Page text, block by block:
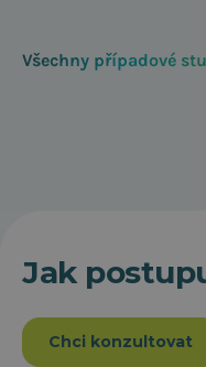
Všechny případové
Jak
Chci konzultovat